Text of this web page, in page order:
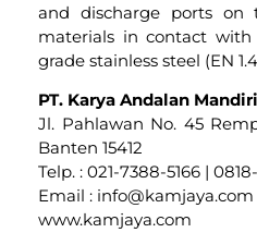
and discharge ports on
materials in contact
grade stainless steel (EN
PT. Karya Andalan
Jl. Pahlawan No. 45
Banten 15412
Telp. : 021-7388-5166 |
Email : info@kamjaya.com
www.kamjaya.com